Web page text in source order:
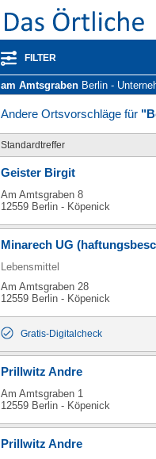
FILTER
am Amtsgraben Berlin - Unternehmen und
Andere Ortsvorschläge für
Standardtreffer
Geister Birgit
Am Amtsgraben 8
12559 Berlin - Köpenick
Minarech UG
Lebensmittel
Am Amtsgraben 28
12559 Berlin - Köpenick
Gratis-Digitalcheck
Prillwitz Andre
Am Amtsgraben 1
12559 Berlin - Köpenick
Prillwitz Andre